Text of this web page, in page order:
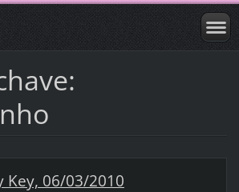
Key, 06/03/2010